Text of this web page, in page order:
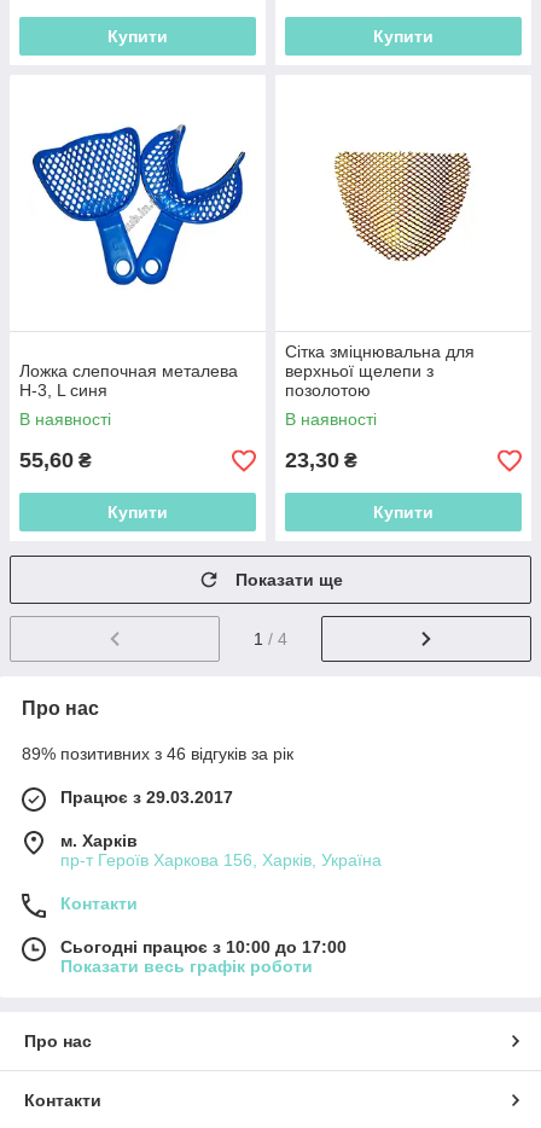
Купити Купити
Ложка слепочная металева
Н-3, L синя
В наявності
55,60 ₴
Купити
Сітка зміцнювальна для
верхньої щелепи з
позолотою
В наявності
23,30 ₴
Купити
Показати ще
1 / 4
Про нас
89% позитивних з 46 відгуків за рік
Працює з 29.03.2017
м. Харків
пр-т Героїв Харкова 156, Харків, Україна
Контакти
Сьогодні працює з 10:00 до 17:00
Показати весь графік роботи
Про нас
Контакти